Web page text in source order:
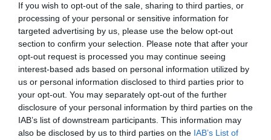
If you wish to opt-out of the sale, sharing to third parties, or
processing of your personal or sensitive information for
targeted advertising by us, please use the below opt-out
section to confirm your selection. Please note that after your
opt-out request is processed you may continue seeing
interest-based ads based on personal information utilized by
us or personal information disclosed to third parties prior to
your opt-out. You may separately opt-out of the further
disclosure of your personal information by third parties on the
IAB’s list of downstream participants. This information may
also be disclosed by us to third parties on the IAB’s List of
Κάθε βδομάδα στο e-mail σας τα τελευταία νέα για
την Τέχνη και τον Πολιτισμό!
Ακολουθήστε το Culturenow.gr